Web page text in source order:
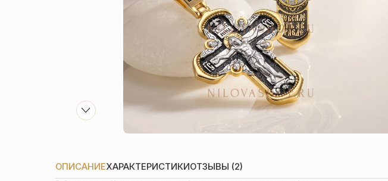
ОПИСАНИЕХАРАКТЕРИСТИКИОТЗЫВЫ (2)